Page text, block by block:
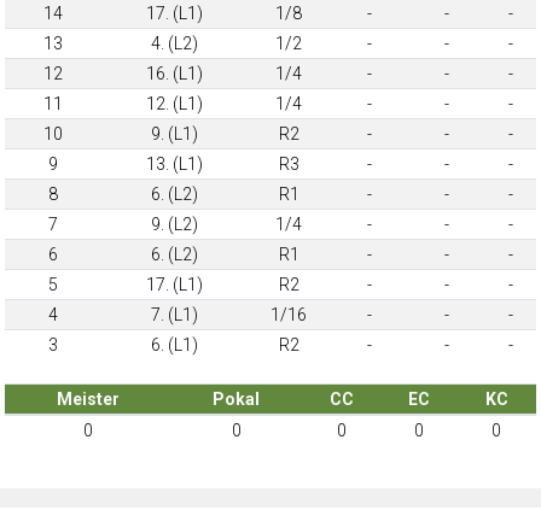
14
17. (L1) 1/8 - -
-
13
4. (L2) 1/2 - -
-
12
16. (L1) 1/4 - -
-
11
12. (L1) 1/4 - -
-
10
9. (L1) R2 - -
-
9
13. (L1) R3 - -
-
8
6. (L2) R1 - -
-
7
9. (L2) 1/4 - -
-
6
6. (L2) R1 - -
-
5
17. (L1) R2 - -
-
4
7. (L1) 1/16 - -
-
3
6. (L1) R2 - - -
Meister Pokal CC EC
KC
0
0 0 0 0